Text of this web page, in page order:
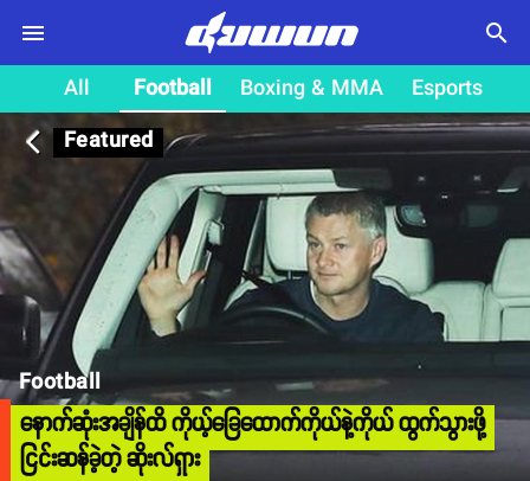
search
All Football Boxing & MMA
Esports
Featured
arrow_back_ios
Football
နောက်ဆုံးအချိန်ထိ ကိုယ့်ခြေထောက်ကိုယ်နဲ့ကိုယ် ထွက်သွားဖို့
ငြင်းဆန်ခဲ့တဲ့ ဆိုးလ်ရှား